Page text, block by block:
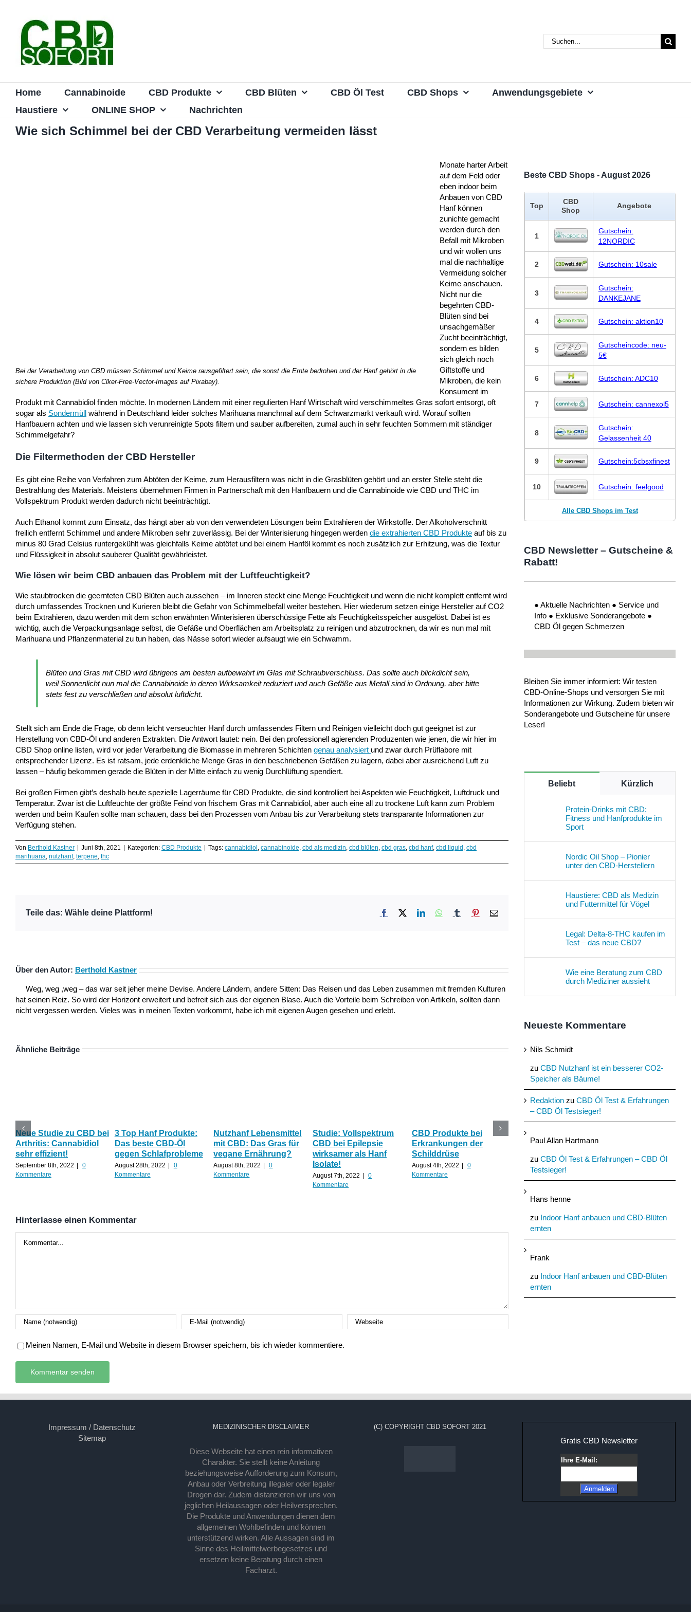
springen
Suche
nach:
Home Cannabinoide CBD Produkte CBD Blüten CBD Öl Test CBD Shops
Anwendungsgebiete
Haustiere
ONLINE SHOP Nachrichten
Wie sich Schimmel bei der CBD Verarbeitung vermeiden lässt
Bei der Verarbeitung von CBD müssen Schimmel und Keime rausgefiltert sein, die sonst die Ernte bedrohen und der Hanf gehört in die
sichere Produktion (Bild von Clker-Free-Vector-Images auf Pixabay).
Monate harter Arbeit
auf dem Feld oder
eben indoor beim
Anbauen von CBD
Hanf können
zunichte gemacht
werden durch den
Befall mit Mikroben
und wir wollen uns
mal die nachhaltige
Vermeidung solcher
Keime anschauen.
Nicht nur die
begehrten CBD-
Blüten sind bei
unsachgemäßer
Zucht beeinträchtigt,
sondern es bilden
sich gleich noch
Giftstoffe und
Mikroben, die kein
Konsument im
Produkt mit Cannabidiol finden möchte. In modernen Ländern mit einer regulierten Hanf Wirtschaft wird verschimmeltes Gras sofort entsorgt, oft
sogar als Sondermüll während in Deutschland leider solches Marihuana manchmal auf dem Schwarzmarkt verkauft wird. Worauf sollten
Hanfbauern achten und wie lassen sich verunreinigte Spots filtern und sauber aufbereiten, zumal auch in sehr feuchten Sommern mit ständiger
Schimmelgefahr?
Die Filtermethoden der CBD Hersteller
Es gibt eine Reihe von Verfahren zum Abtöten der Keime, zum Herausfiltern was nicht in die Grasblüten gehört und an erster Stelle steht die
Bestrahlung des Materials. Meistens übernehmen Firmen in Partnerschaft mit den Hanfbauern und die Cannabinoide wie CBD und THC im
Vollspektrum Produkt werden dadurch nicht beeinträchtigt.
Auch Ethanol kommt zum Einsatz, das hängt aber ab von den verwendeten Lösungen beim Extrahieren der Wirkstoffe. Der Alkoholverschnitt
freilich entfernt Schimmel und andere Mikroben sehr zuverlässig. Bei der Winterisierung hingegen werden die extrahierten CBD Produkte auf bis zu
minus 80 Grad Celsius runtergekühlt was gleichfalls Keime abtötet und bei einem Hanföl kommt es noch zusätzlich zur Erhitzung, was die Textur
und Flüssigkeit in absolut sauberer Qualität gewährleistet.
Wie lösen wir beim CBD anbauen das Problem mit der Luftfeuchtigkeit?
Wie staubtrocken die geernteten CBD Blüten auch aussehen – im Inneren steckt eine Menge Feuchtigkeit und wenn die nicht komplett entfernt wird
durch umfassendes Trocknen und Kurieren bleibt die Gefahr von Schimmelbefall weiter bestehen. Hier wiederum setzen einige Hersteller auf CO2
beim Extrahieren, dazu werden mit dem schon erwähnten Winterisieren überschüssige Fette als Feuchtigkeitsspeicher ausgelöst. Dabei ist es
wichtig, auch die Verpackungsanlage selbst, die Gefäße und Oberflächen am Arbeitsplatz zu reinigen und abzutrocknen, da wir es nun mal mit
Marihuana und Pflanzenmaterial zu tun haben, das Nässe sofort wieder aufsaugt wie ein Schwamm.
Blüten und Gras mit CBD wird übrigens am besten aufbewahrt im Glas mit Schraubverschluss. Das sollte auch blickdicht sein,
weil Sonnenlicht nun mal die Cannabinoide in deren Wirksamkeit reduziert und auch Gefäße aus Metall sind in Ordnung, aber bitte
stets fest zu verschließen und absolut luftdicht.
Stellt sich am Ende die Frage, ob denn leicht verseuchter Hanf durch umfassendes Filtern und Reinigen vielleicht doch gut geeignet ist zur
Herstellung von CBD-Öl und anderen Extrakten. Die Antwort lautet: nein. Bei den professionell agierenden Produzenten wie jenen, die wir hier im
CBD Shop online listen, wird vor jeder Verarbeitung die Biomasse in mehreren Schichten genau analysiert und zwar durch Prüflabore mit
entsprechender Lizenz. Es ist ratsam, jede erdenkliche Menge Gras in den beschriebenen Gefäßen zu lagern, dabei aber ausreichend Luft zu
lassen – häufig bekommen gerade die Blüten in der Mitte einfach zu wenig Durchlüftung spendiert.
Bei großen Firmen gibt’s deshalb heute spezielle Lagerräume für CBD Produkte, die sind kontrolliert bei Aspekten wie Feuchtigkeit, Luftdruck und
Temperatur. Zwar ist die Luftfeuchte der größte Feind von frischem Gras mit Cannabidiol, aber auch eine all zu trockene Luft kann zum Problem
werden und beim Kaufen sollte man schauen, dass bei den Prozessen vom Anbau bis zur Verarbeitung stets transparante Informationen zur
Verfügung stehen.
Von Berthold Kastner | Juni 8th, 2021 | Kategorien: CBD Produkte | Tags: cannabidiol, cannabinoide, cbd als medizin, cbd blüten, cbd gras, cbd hanf, cbd liquid, cbd
marihuana, nutzhanf, terpene, thc
Teile das: Wähle deine Plattform! Facebook
X LinkedInWhatsApp
TumblrPinterest
E-
Über den Autor: Berthold Kastner
Weg, weg ,weg – das war seit jeher meine Devise. Andere Ländern, andere Sitten: Das Reisen und das Leben zusammen mit fremden Kulturen
hat seinen Reiz. So wird der Horizont erweitert und befreit sich aus der eigenen Blase. Auch die Vorteile beim Schreiben von Artikeln, sollten dann
nicht vergessen werden. Vieles was in meinen Texten vorkommt, habe ich mit eigenen Augen gesehen und erlebt.
Ähnliche Beiträge
Neue Studie zu CBD bei
Arthritis: Cannabidiol
sehr effizient!
September 8th, 2022 |
0
Kommentare
3 Top Hanf Produkte:
Das beste CBD-Öl
gegen Schlafprobleme
August 28th, 2022 |
0
Kommentare
Nutzhanf Lebensmittel
mit CBD: Das Gras für
vegane Ernährung?
August 8th, 2022 |
0
Kommentare
Studie: Vollspektrum
CBD bei Epilepsie
wirksamer als Hanf
Isolate!
August 7th, 2022 |
0
Kommentare
CBD Produkte bei
Erkrankungen der
Schilddrüse
August 4th, 2022 |
0
Kommentare
CBD Blüten im Online
Shop kaufen oder selber
Juli 29th, 2022
Hinterlasse einen Kommentar
Meinen Namen, E-Mail und Website in diesem Browser speichern, bis ich wieder kommentiere.
Beste CBD Shops - August 2026
Top
CBD
Shop
Angebote
1
Gutschein:
12NORDIC
2 Gutschein: 10sale
3
Gutschein:
DANKEJANE
4 Gutschein: aktion10
5
Gutscheincode: neu-
5€
6 Gutschein: ADC10
7 Gutschein: cannexol5
8
Gutschein:
Gelassenheit 40
9 Gutschein:5cbsxfinest
10 Gutschein: feelgood
Alle CBD Shops im Test
CBD Newsletter – Gutscheine &
Rabatt!
● Aktuelle Nachrichten ● Service und
Info ● Exklusive Sonderangebote ●
CBD Öl gegen Schmerzen
Bleiben Sie immer informiert: Wir testen
CBD-Online-Shops und versorgen Sie mit
Informationen zur Wirkung. Zudem bieten wir
Sonderangebote und Gutscheine für unsere
Leser!
Beliebt Kürzlich
Protein-Drinks mit CBD:
Fitness und Hanfprodukte im
Sport
Nordic Oil Shop – Pionier
unter den CBD-Herstellern
Haustiere: CBD als Medizin
und Futtermittel für Vögel
Legal: Delta-8-THC kaufen im
Test – das neue CBD?
Wie eine Beratung zum CBD
durch Mediziner aussieht
Neueste Kommentare
Nils Schmidt
zu CBD Nutzhanf ist ein besserer CO2-
Speicher als Bäume!
Redaktion zu CBD Öl Test & Erfahrungen
– CBD Öl Testsieger!
Paul Allan Hartmann
zu CBD Öl Test & Erfahrungen – CBD Öl
Testsieger!
Hans henne
zu Indoor Hanf anbauen und CBD-Blüten
ernten
Frank
zu Indoor Hanf anbauen und CBD-Blüten
ernten
Impressum / Datenschutz
Sitemap
MEDIZINISCHER DISCLAIMER
Diese Webseite hat einen rein informativen
Charakter. Sie stellt keine Anleitung
beziehungsweise Aufforderung zum Konsum,
Anbau oder Verbreitung illegaler oder legaler
Drogen dar. Zudem distanzieren wir uns von
jeglichen Heilaussagen oder Heilversprechen.
Die Produkte und Anwendungen dienen dem
allgemeinen Wohlbefinden und können
unterstützend wirken. Alle Aussagen sind im
Sinne des Heilmittelwerbegesetzes und
ersetzen keine Beratung durch einen
Facharzt.
(C) COPYRIGHT CBD SOFORT 2021
Gratis CBD Newsletter
Ihre E-Mail: